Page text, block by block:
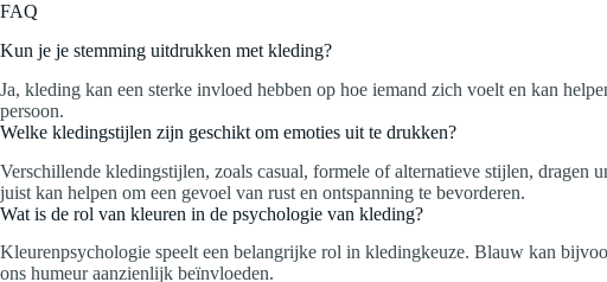
FAQ
Kun je je stemming uitdrukken met kleding?
Ja, kleding kan een sterke invloed hebben op hoe iemand zich voelt en kan
persoon.
Welke kledingstijlen zijn geschikt om emoties uit te drukken?
Verschillende kledingstijlen, zoals casual, formele of alternatieve stijlen,
juist kan helpen om een gevoel van rust en ontspanning te bevorderen.
Wat is de rol van kleuren in de psychologie van kleding?
Kleurenpsychologie speelt een belangrijke rol in kledingkeuze. Blauw kan
ons humeur aanzienlijk beïnvloeden.